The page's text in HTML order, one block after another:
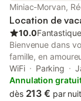
Miniac-Morvan,
Location de
10.0Fantastique
Bienvenue dans
famille, en
détendre chez
cuisine conviviale,
de bains avec une
WiFi Parking
Annulation
dès 213 € par nuit